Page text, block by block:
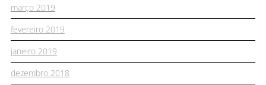
março 2019
fevereiro 2019
janeiro 2019
dezembro 2018